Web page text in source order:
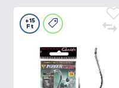
+15
Ft